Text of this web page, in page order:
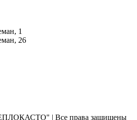
1
26
| Все права защищены